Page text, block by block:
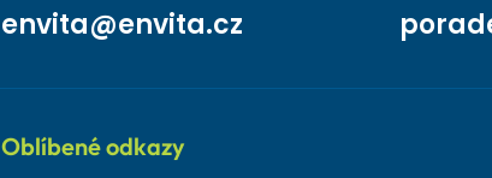
envita@envita.cz
Oblíbené odkazy